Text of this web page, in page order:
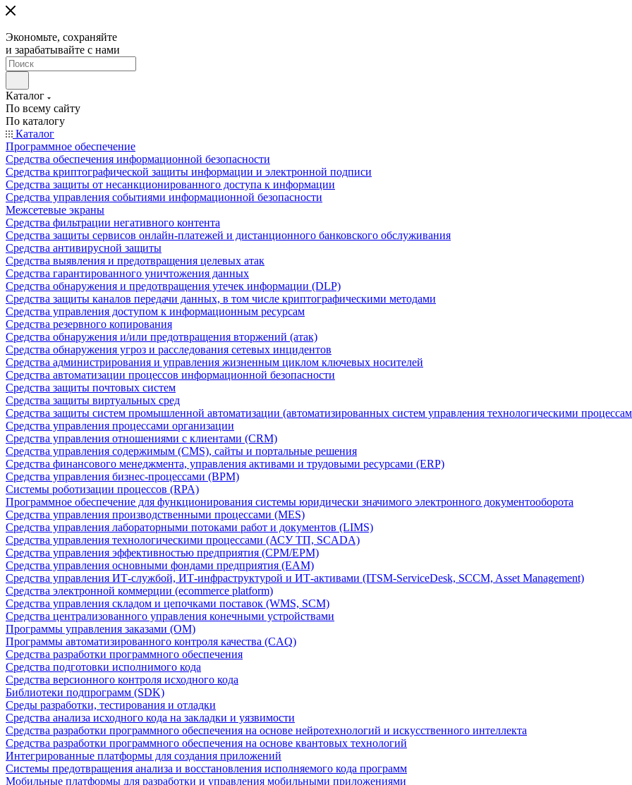
Экономьте, сохраняйте
и зарабатывайте с нами
Каталог
По всему сайту
По каталогу
Каталог
Программное обеспечение
Средства обеспечения информационной безопасности
Средства криптографической защиты информации и электронной подписи
Средства защиты от несанкционированного доступа к информации
Средства управления событиями информационной безопасности
Межсетевые экраны
Средства фильтрации негативного контента
Средства защиты сервисов онлайн-платежей и дистанционного банковского обслуживания
Средства антивирусной защиты
Средства выявления и предотвращения целевых атак
Средства гарантированного уничтожения данных
Средства обнаружения и предотвращения утечек информации (DLP)
Средства защиты каналов передачи данных, в том числе криптографическими методами
Средства управления доступом к информационным ресурсам
Средства резервного копирования
Средства обнаружения и/или предотвращения вторжений (атак)
Средства обнаружения угроз и расследования сетевых инцидентов
Средства администрирования и управления жизненным циклом ключевых носителей
Средства автоматизации процессов информационной безопасности
Средства защиты почтовых систем
Средства защиты виртуальных сред
Средства защиты систем промышленной автоматизации (автоматизированных систем управления технологическими
Средства управления процессами организации
Средства управления отношениями с клиентами (CRM)
Средства управления содержимым (CMS), сайты и портальные решения
Средства финансового менеджмента, управления активами и трудовыми ресурсами (ERP)
Средства управления бизнес-процессами (BPM)
Системы роботизации процессов (RPA)
Программное обеспечение для функционирования системы юридически значимого электронного документооборота
Средства управления производственными процессами (MES)
Средства управления лабораторными потоками работ и документов (LIMS)
Средства управления технологическими процессами (АСУ ТП, SCADA)
Средства управления эффективностью предприятия (CPM/EPM)
Средства управления основными фондами предприятия (EAM)
Средства управления ИТ-службой, ИТ-инфраструктурой и ИТ-активами (ITSM-ServiceDesk, SCCM, Asset Management)
Средства электронной коммерции (ecommerce platform)
Средства управления складом и цепочками поставок (WMS, SCM)
Средства централизованного управления конечными устройствами
Программы управления заказами (OM)
Программы автоматизированного контроля качества (CAQ)
Средства разработки программного обеспечения
Средства подготовки исполнимого кода
Средства версионного контроля исходного кода
Библиотеки подпрограмм (SDK)
Среды разработки, тестирования и отладки
Средства анализа исходного кода на закладки и уязвимости
Средства разработки программного обеспечения на основе нейротехнологий и искусственного интеллекта
Средства разработки программного обеспечения на основе квантовых технологий
Интегрированные платформы для создания приложений
Системы предотвращения анализа и восстановления исполняемого кода программ
Мобильные платформы для разработки и управления мобильными приложениями